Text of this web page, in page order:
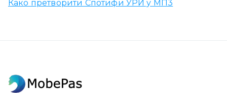
Како претворити Спотифи УРИ у МП3